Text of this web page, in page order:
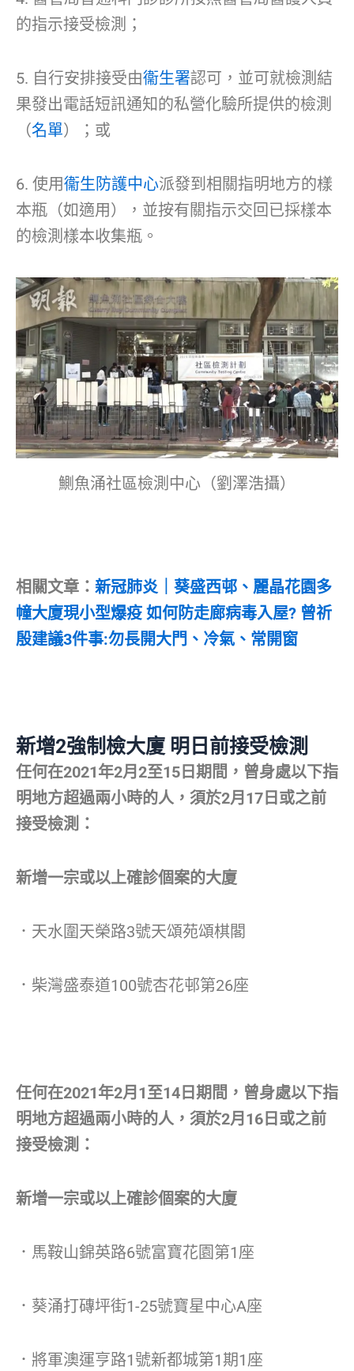
的指示接受檢測；
5. 自行安排接受由衞生署認可，並可就檢測結
果發出電話短訊通知的私營化驗所提供的檢測
（名單）；或
6. 使用衞生防護中心派發到相關指明地方的樣
本瓶（如適用），並按有關指示交回已採樣本
的檢測樣本收集瓶。
鰂魚涌社區檢測中心（劉澤浩攝）
相關文章： 新冠肺炎｜葵盛西邨、麗晶花園多
幢大廈現小型爆疫 如何防走廊病毒入屋? 曾祈
殷建議3件事:勿長開大門、冷氣、常開窗
新增2強制檢大廈 明日前接受檢測
任何在2021年2月2至15日期間，曾身處以下指
明地方超過兩小時的人，須於2月17日或之前
接受檢測：
新增一宗或以上確診個案的大廈
．天水圍天榮路3號天頌苑頌棋閣
．柴灣盛泰道100號杏花邨第26座
任何在2021年2月1至14日期間，曾身處以下指
明地方超過兩小時的人，須於2月16日或之前
接受檢測：
新增一宗或以上確診個案的大廈
．馬鞍山錦英路6號富寶花園第1座
．葵涌打磚坪街1-25號寶星中心A座
．將軍澳運亨路1號新都城第1期1座